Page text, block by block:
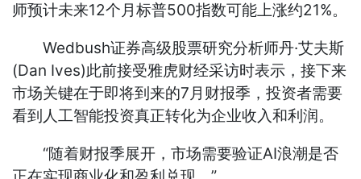
师预计未来12个月标普500指数可能上涨约21%。
Wedbush证券高级股票研究分析师丹·艾夫斯
(Dan Ives)此前接受雅虎财经采访时表示，接下来
市场关键在于即将到来的7月财报季，投资者需要
看到人工智能投资真正转化为企业收入和利润。
“随着财报季展开，市场需要验证AI浪潮是否